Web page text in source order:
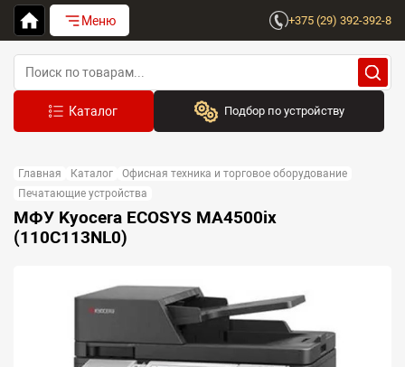
Меню +375 (29) 392-392-8
Подбор по устройству
Выберите бренд
Устройство:
Главная Каталог
Офисная техника и торговое оборудование
Печатающие устройства
МФУ Kyocera ECOSYS MA4500ix
(110C113NL0)